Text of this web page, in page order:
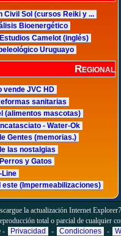
Civil Sol (cursos Reiki y ...
Bioenergético
Camelot (inglés)
Uruguayo
Regional
vende JVC HD
sanitarias
(alimentos mascotas)
- Water-Ok
Gentes (memorias.)
las nostalgias
y Gatos
Line
este (Impermeabilizaciones)
la actualización Internet
total o parcial de cualquier
-
Privacidad - Condiciones -